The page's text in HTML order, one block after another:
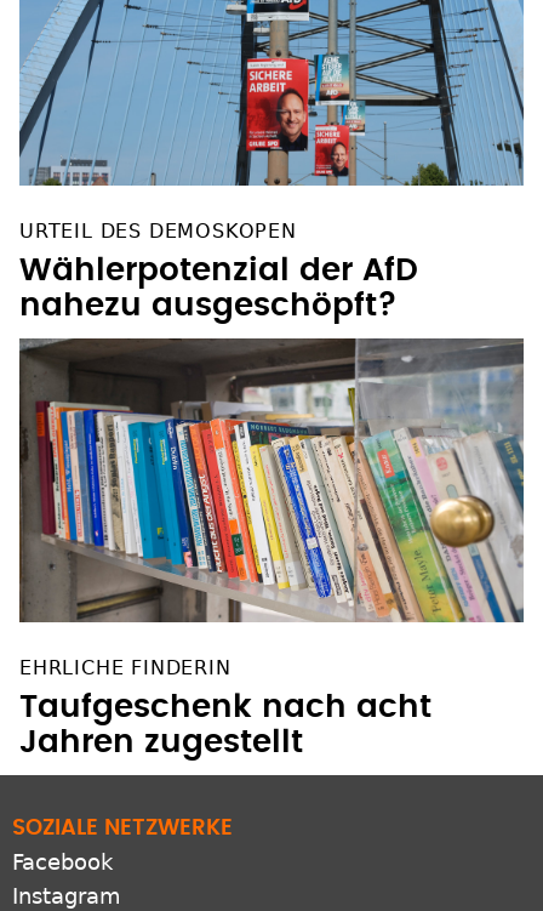
URTEIL DES DEMOSKOPEN
Wählerpotenzial der AfD
nahezu ausgeschöpft?
EHRLICHE FINDERIN
Taufgeschenk nach acht
Jahren zugestellt
SOZIALE NETZWERKE
Facebook
Instagram